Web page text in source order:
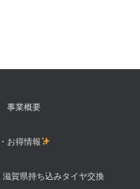
事業概要
お得情報
滋賀県持ち込みタイヤ交換